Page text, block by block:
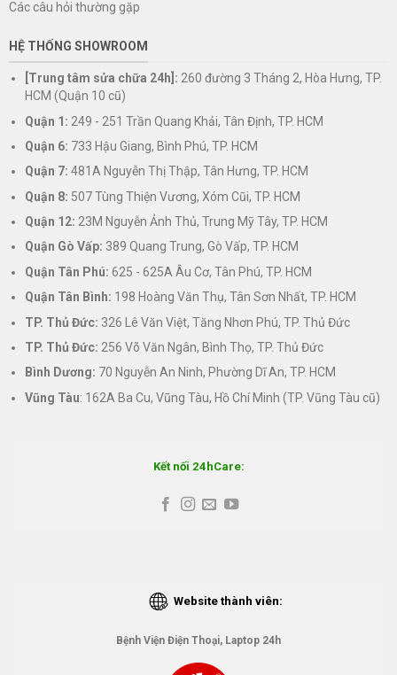
Các câu hỏi thường gặp
HỆ THỐNG SHOWROOM
[Trung tâm sửa chữa 24h]: 260 đường 3 Tháng 2, Hòa Hưng, TP.
HCM (Quận 10 cũ)
Quận 1: 249 - 251 Trần Quang Khải, Tân Định, TP. HCM
Quận 6: 733 Hậu Giang, Bình Phú, TP. HCM
Quận 7: 481A Nguyễn Thị Thập, Tân Hưng, TP. HCM
Quận 8: 507 Tùng Thiện Vương, Xóm Cũi, TP. HCM
Quận 12: 23M Nguyễn Ảnh Thủ, Trung Mỹ Tây, TP. HCM
Quận Gò Vấp: 389 Quang Trung, Gò Vấp, TP. HCM
Quận Tân Phú: 625 - 625A Âu Cơ, Tân Phú, TP. HCM
Quận Tân Bình: 198 Hoàng Văn Thụ, Tân Sơn Nhất, TP. HCM
TP. Thủ Đức: 326 Lê Văn Việt, Tăng Nhơn Phú, TP. Thủ Đức
TP. Thủ Đức: 256 Võ Văn Ngân, Bình Thọ, TP. Thủ Đức
Bình Dương: 70 Nguyễn An Ninh, Phường Dĩ An, TP. HCM
Vũng Tàu: 162A Ba Cu, Vũng Tàu, Hồ Chí Minh (TP. Vũng Tàu cũ)
Kết nối 24hCare:
Website thành viên:
Bệnh Viện Điện Thoại, Laptop 24h